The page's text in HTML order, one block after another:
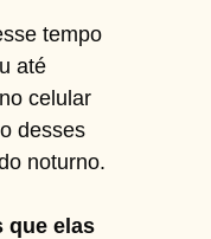
tempo
até
celular
desses
noturno.
que elas